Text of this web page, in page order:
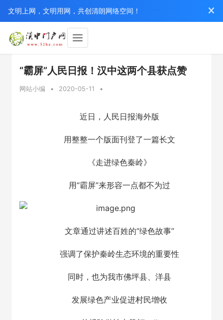
文明上网，文明用网，共创清朗网络空间！
“霸屏”人民日报！汉中这两个县获点赞
网站小编 • 2020-05-11 •
近日，人民日报海外版
用整整一个版面刊登了一篇长文
《走进绿色秦岭》
用“霸屏”来形容一点都不为过
文章通过讲述百姓的“绿色故事”
强调了保护秦岭生态环境的重要性
同时，也为我市佛坪县、洋县
发展绿色产业促进村民增收